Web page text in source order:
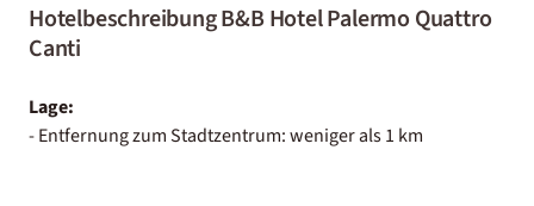
Hotelbeschreibung B&B Hotel Palermo Quattro
Canti
Lage:
- Entfernung zum Stadtzentrum: weniger als 1 km